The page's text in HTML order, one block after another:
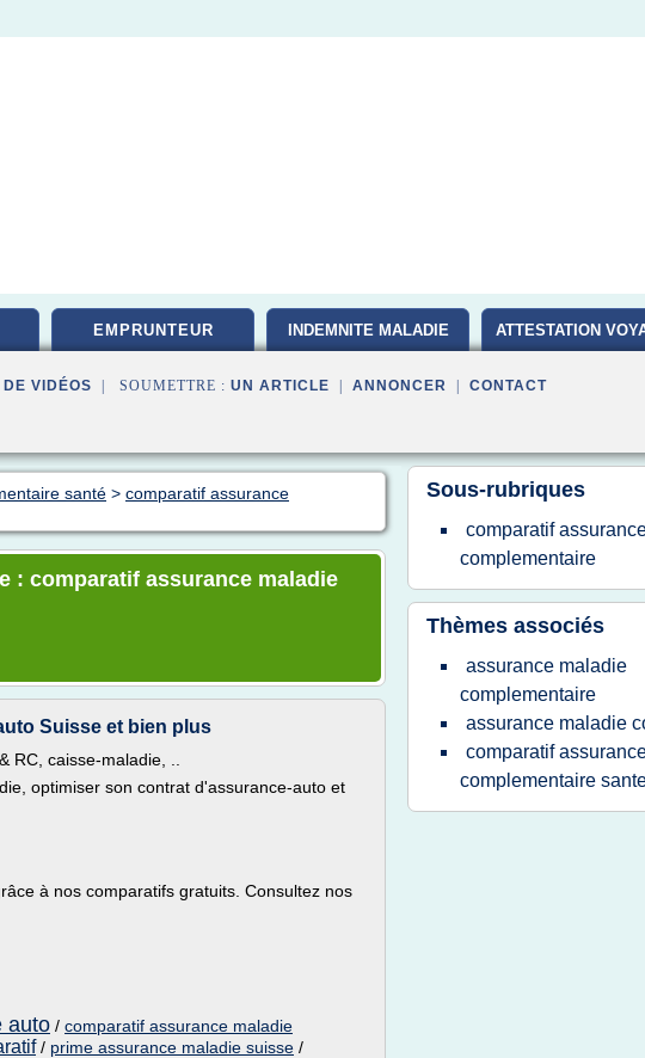
EMPRUNTEUR INDEMNITE MALADIE ATTESTATION
VIDÉOS | SOUMETTRE : UN ARTICLE ANNONCER CONTACT
santé > comparatif assurance
: comparatif assurance maladie
Suisse et bien plus
RC, caisse-maladie, ..
optimiser son contrat d'assurance-auto et
à nos comparatifs gratuits. Consultez nos
auto / comparatif assurance maladie
/ prime assurance maladie suisse /
Sous-rubriques
comparatif
complementaire
Thèmes associés
assurance maladie
complementaire
assurance maladie
comparatif
complementaire